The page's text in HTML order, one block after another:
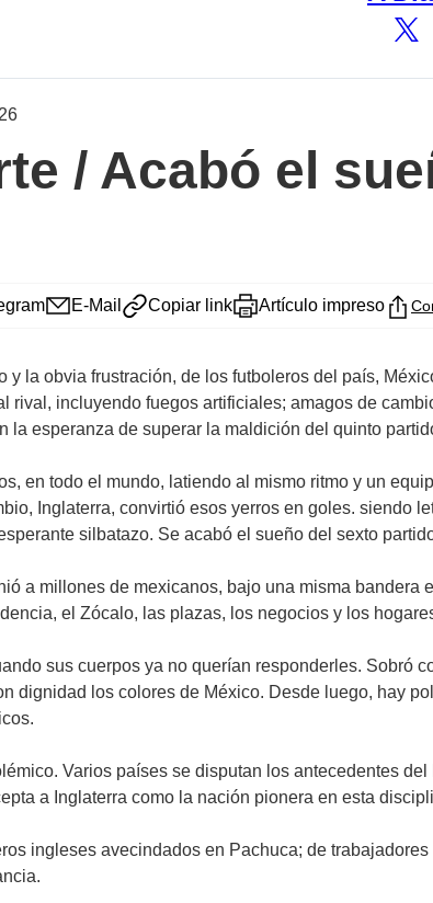
/ Acabó el
E-Mail Copiar link Artículo impreso
y la obvia frustración, de los futboleros del país,
rival, incluyendo fuegos artificiales; amagos de
la esperanza de superar la maldición del quinto
en todo el mundo, latiendo al mismo ritmo y un
Inglaterra, convirtió esos yerros en goles. siendo
silbatazo. Se acabó el sueño del sexto
a millones de mexicanos, bajo una misma bandera
el Zócalo, las plazas, los negocios y los
sus cuerpos ya no querían responderles.
dignidad los colores de México. Desde luego, hay
Varios países se disputan los antecedentes
a Inglaterra como la nación pionera en esta
ingleses avecindados en Pachuca; de